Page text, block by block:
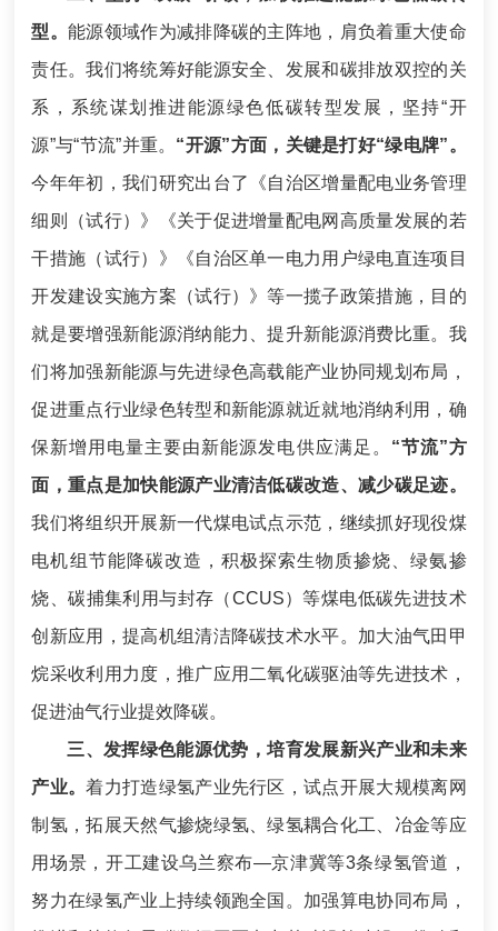
型。能源领域作为减排降碳的主阵地，肩负着重大使命
责任。我们将统筹好能源安全、发展和碳排放双控的关
系，系统谋划推进能源绿色低碳转型发展，坚持“开
源”与“节流”并重。 “开源”方面，关键是打好“绿电牌”。
今年年初，我们研究出台了《自治区增量配电业务管理
细则（试行）》《关于促进增量配电网高质量发展的若
干措施（试行）》《自治区单一电力用户绿电直连项目
开发建设实施方案（试行）》等一揽子政策措施，目的
就是要增强新能源消纳能力、提升新能源消费比重。我
们将加强新能源与先进绿色高载能产业协同规划布局，
促进重点行业绿色转型和新能源就近就地消纳利用，确
保新增用电量主要由新能源发电供应满足。 “节流”方
面，重点是加快能源产业清洁低碳改造、减少碳足迹。
我们将组织开展新一代煤电试点示范，继续抓好现役煤
电机组节能降碳改造，积极探索生物质掺烧、绿氨掺
烧、碳捕集利用与封存（CCUS）等煤电低碳先进技术
创新应用，提高机组清洁降碳技术水平。加大油气田甲
烷采收利用力度，推广应用二氧化碳驱油等先进技术，
促进油气行业提效降碳。
三、发挥绿色能源优势，培育发展新兴产业和未来
产业。着力打造绿氢产业先行区，试点开展大规模离网
制氢，拓展天然气掺烧绿氢、绿氢耦合化工、冶金等应
用场景，开工建设乌兰察布—京津冀等3条绿氢管道，
努力在绿氢产业上持续领跑全国。加强算电协同布局，